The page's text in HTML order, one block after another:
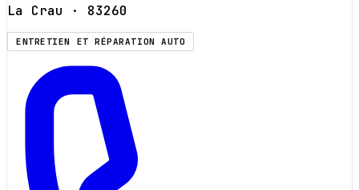
La Crau · 83260
ENTRETIEN ET RÉPARATION AUTO